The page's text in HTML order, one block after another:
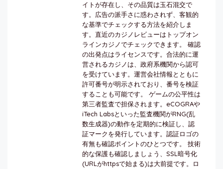
イトが存在し、その品質は玉石混交で
す。広告の派手さに惑わされず、客観的
な基準でチェックする方法を紹介しま
す。直近のカジノレビューはトップオン
ラインカジノでチェックできます。 確認
の出発点はライセンスです。合法的に運
営されるカジノは、政府系機関から認可
を受けています。運営会社情報とともに
許可番号が明示されており、番号を検証
することも可能です。 ゲームの公平性は
第三者監査で担保されます。eCOGRAや
iTech Labsといった監査機関がRNG(乱
数生成器)の動作を定期的に検証し、認
証マークを発行しています。認証ロゴの
有無も確認ポイントのひとつです。 技術
的な保護も確認しましょう、SSL暗号化
(URLがhttpsで始まる)は大前提です。ロ